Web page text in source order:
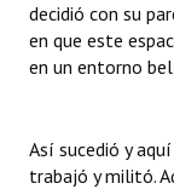
Antiguos
Noticias
Datos Históricos
decidió con su
en que este
en un entorno
Así sucedió y
trabajó y militó.